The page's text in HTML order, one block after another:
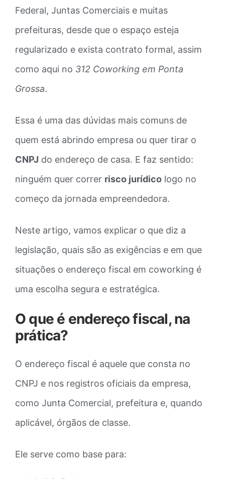
Federal, Juntas Comerciais e muitas
prefeituras, desde que o espaço esteja
regularizado e exista contrato formal, assim
como aqui no 312 Coworking em Ponta
Grossa.
Essa é uma das dúvidas mais comuns de
quem está abrindo empresa ou quer tirar o
CNPJ do endereço de casa. E faz sentido:
ninguém quer correr risco jurídico logo no
começo da jornada empreendedora.
Neste artigo, vamos explicar o que diz a
legislação, quais são as exigências e em que
situações o endereço fiscal em coworking é
uma escolha segura e estratégica.
O que é endereço fiscal, na
prática?
O endereço fiscal é aquele que consta no
CNPJ e nos registros oficiais da empresa,
como Junta Comercial, prefeitura e, quando
aplicável, órgãos de classe.
Ele serve como base para: